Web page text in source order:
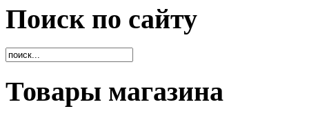
Поиск по сайту
Товары магазина